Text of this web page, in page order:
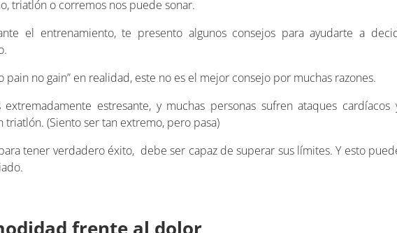
triatlón o corremos nos puede sonar.
el entrenamiento, te presento algunos consejos para ayudarte a
pain no gain” en realidad, este no es el mejor consejo por muchas razones.
estresante, y muchas personas sufren ataques
(Siento ser tan extremo, pero pasa)
tener verdadero éxito, debe ser capaz de superar sus límites. Y esto
frente al dolor